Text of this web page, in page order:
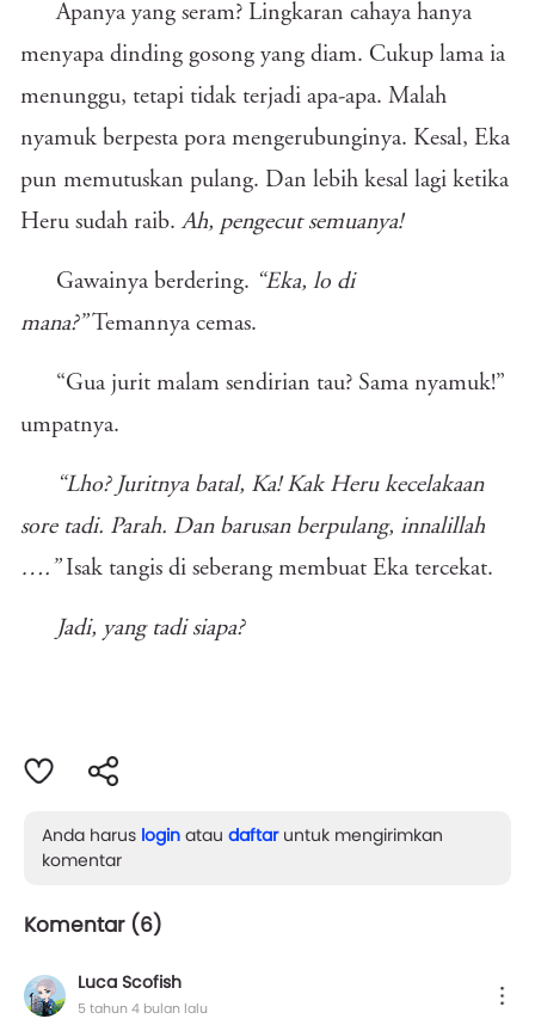
Apanya yang seram? Lingkaran cahaya hanya
menyapa dinding gosong yang diam. Cukup lama ia
menunggu, tetapi tidak terjadi apa-apa. Malah
nyamuk berpesta pora mengerubunginya. Kesal, Eka
pun memutuskan pulang. Dan lebih kesal lagi ketika
Heru sudah raib.Ah, pengecut semuanya!
Gawainya berdering. “Eka, lo di
mana?”Temannya cemas.
“Gua jurit malam sendirian tau? Sama nyamuk!”
umpatnya.
“Lho? Juritnya batal, Ka! Kak Heru kecelakaan
sore tadi. Parah. Dan barusan berpulang, innalillah
….” Isak tangis di seberang membuat Eka tercekat.
Jadi, yang tadi siapa?
Anda harus login atau daftaruntuk mengirimkan
komentar
Komentar (6)
Luca Scofish
5 tahun 4 bulan lalu